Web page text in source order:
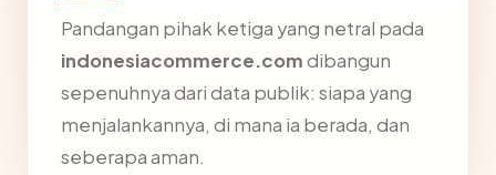
Pandangan pihak ketiga yang netral pada
indonesiacommerce.comdibangun
sepenuhnya dari data publik: siapa yang
menjalankannya, di mana ia berada, dan
seberapa aman.